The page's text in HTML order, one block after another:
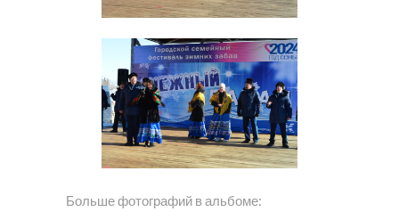
Больше фотографий в альбоме: